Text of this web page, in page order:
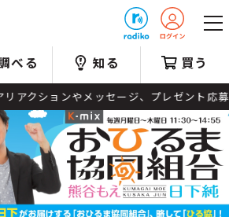
べる 知る 買う
ションやメッセージ、プレゼント